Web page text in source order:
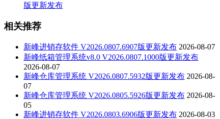
版更新发布
相关推荐
新峰进销存软件 V2026.0807.6907版更新发布 2026-08-07
新峰纸箱管理系统v8.0 V2026.0807.1000版更新发布
2026-08-07
新峰仓库管理系统 V2026.0807.5932版更新发布 2026-08-
07
新峰仓库管理系统 V2026.0805.5926版更新发布 2026-08-
05
新峰进销存软件 V2026.0803.6906版更新发布 2026-08-03